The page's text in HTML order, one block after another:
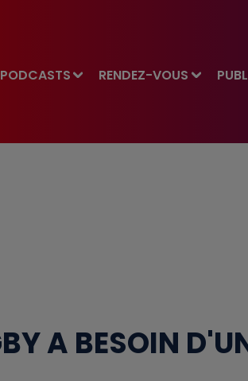
PODCASTS RENDEZ-VOUS
A BESOIN